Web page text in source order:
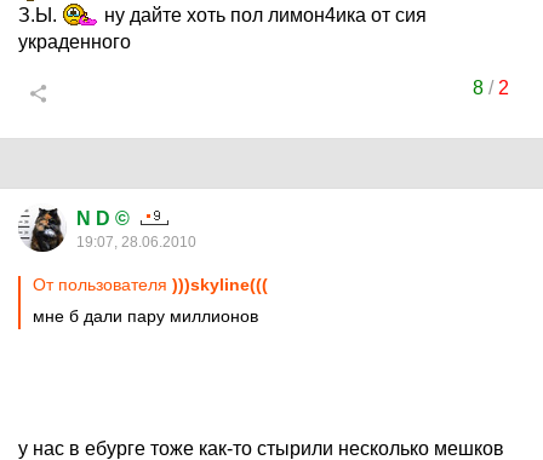
З.Ы.
ну дайте хоть пол лимон4ика от сия
украденного
8/ 2
N D ©
19:07, 28.06.2010
От пользователя )))skyline(((
мне б дали пару миллионов
у нас в ебурге тоже как-то стырили несколько мешков